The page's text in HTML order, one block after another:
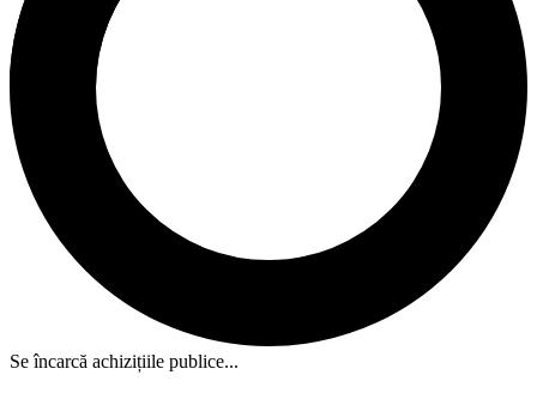
Se încarcă achizițiile publice...